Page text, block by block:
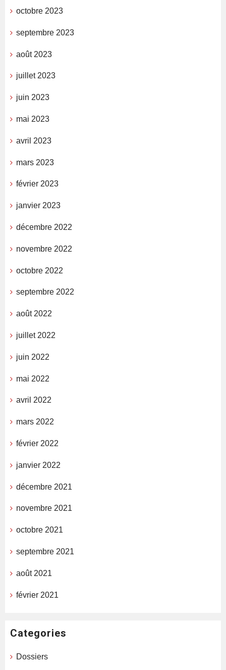
octobre 2023
septembre 2023
août 2023
juillet 2023
juin 2023
mai 2023
avril 2023
mars 2023
février 2023
janvier 2023
décembre 2022
novembre 2022
octobre 2022
septembre 2022
août 2022
juillet 2022
juin 2022
mai 2022
avril 2022
mars 2022
février 2022
janvier 2022
décembre 2021
novembre 2021
octobre 2021
septembre 2021
août 2021
février 2021
Categories
Dossiers